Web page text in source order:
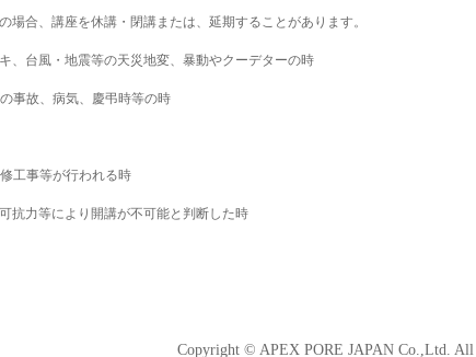
場合、講座を休講・閉講または、延期することがあります。
、台風・地震等の天災地変、暴動やクーデターの時
事故、病気、慶弔時等の時
工事等が行われる時
抗力等により開講が不可能と判断した時
Copyright © APEX PORE JAPAN Co.,Ltd. All